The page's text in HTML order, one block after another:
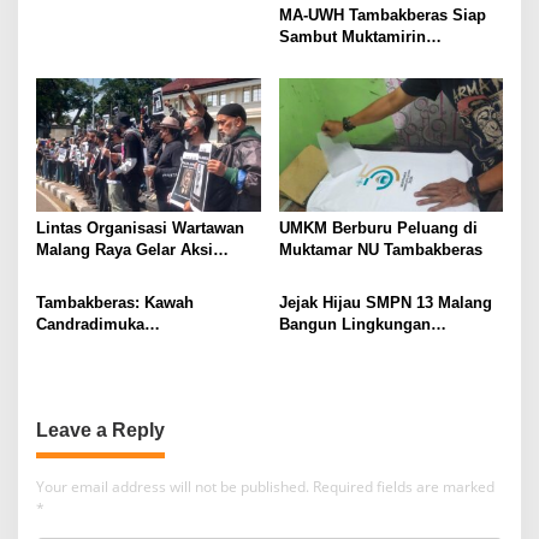
MA-UWH Tambakberas Siap
Sambut Muktamirin
Lintas Organisasi Wartawan
Malang Raya Gelar Aksi
Ireng”
UMKM Berburu Peluang di
Muktamar NU Tambakberas
Tambakberas: Kawah
Candradimuka
Jejak Hijau SMPN 13 Malang
Bangun Lingkungan
Leave a Reply
Your email address will not be published. Required fields are marked
*